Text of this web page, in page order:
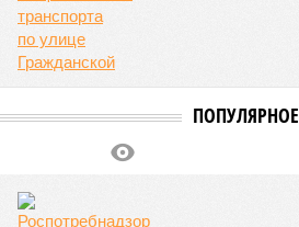
ПОПУЛЯРНОЕ